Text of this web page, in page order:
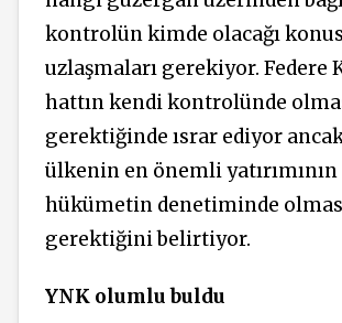
kontrolün kimde olacağı
uzlaşmaları gerekiyor. Federe
hattın kendi kontrolünde
gerektiğinde ısrar ediyor
ülkenin en önemli
hükümetin denetiminde
gerektiğini belirtiyor.
YNK olumlu buldu